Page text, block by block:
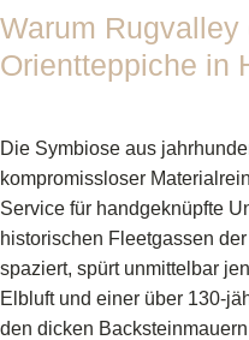
Warum
Orientteppiche in
Die Symbiose aus
kompromissloser
Service für handgeknüpfte
historischen Fleetgassen
spaziert, spürt unmittelbar
Elbluft und einer über 130-
den dicken